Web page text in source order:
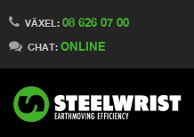
VÄXEL: 08 626 07 00
CHAT: ONLINE